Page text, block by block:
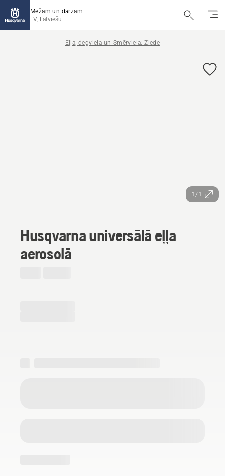
Mežam un dārzam
LV, Latviešu
Eļļa, degviela un Smērviela: Ziede
1/1
Husqvarna universālā eļļa
aerosolā